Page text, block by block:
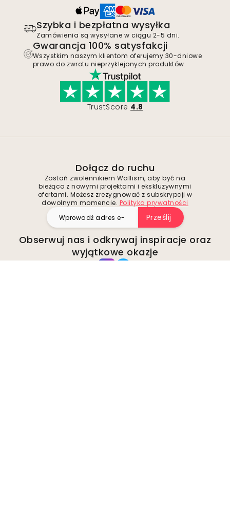
Szybka i bezpłatna wysyłka
Zamówienia są wysyłane w ciągu 2-5 dni.
Gwarancja 100% satysfakcji
Wszystkim naszym klientom oferujemy 30-dniowe
prawo do zwrotu nieprzyklejonych produktów.
TrustScore 4.8
Dołącz do ruchu
Zostań zwolennikiem Wallism, aby być na
bieżąco z nowymi projektami i ekskluzywnymi
ofertami. Możesz zrezygnować z subskrypcji w
dowolnym momencie. Polityka prywatności
Prześlij
Obserwuj nas i odkrywaj inspiracje oraz
wyjątkowe okazje